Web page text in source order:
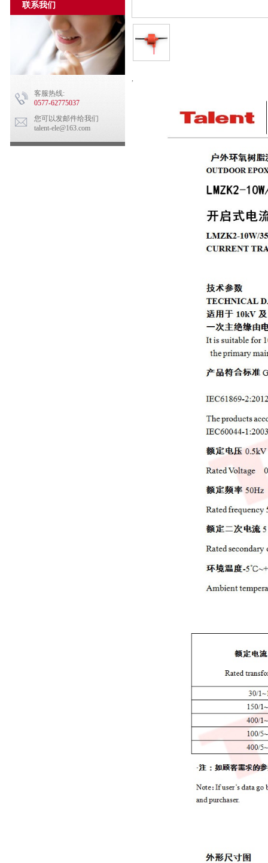
联系我们
客服热线:
0577-62775037
您可以发邮件给我们
talent-ele@163.com
,